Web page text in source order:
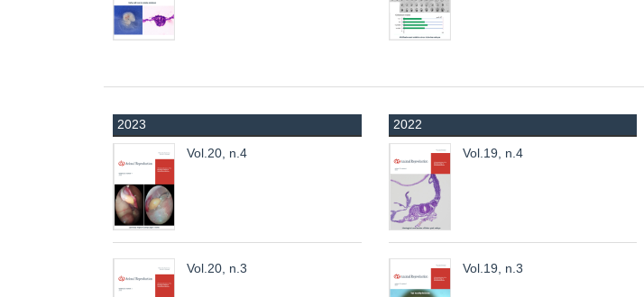
2023
Vol.20, n.4
Vol.20, n.3
2022
Vol.19, n.4
Vol.19, n.3